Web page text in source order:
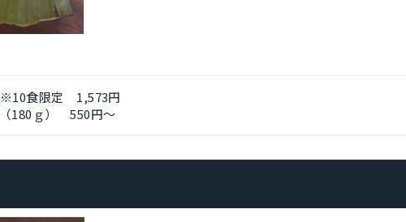
食限定 1,573円
180ｇ） 550円～